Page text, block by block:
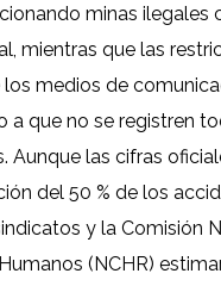
minas ilegales
mientras que las
medios de
a que no se registren
Aunque las cifras
del 50 % de los
y la Comisión
(NCHR)